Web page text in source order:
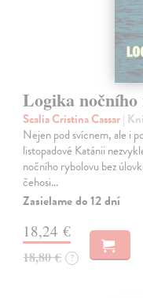
Logika
Scalia Cristina Cassar|
Nejen pod svícnem, ale i
listopadové Katánii
nočního rybolovu bez
čehosi…
Zasielame do 12 dní
18,24 €
18,80 € ?